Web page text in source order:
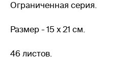
Ограниченная серия.
Размер - 15 х 21 см.
46 листов.